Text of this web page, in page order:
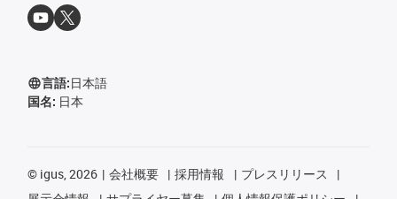
言語:日本語
国名: 日本
© igus, 2026 会社概要 採用情報
プレスリリース